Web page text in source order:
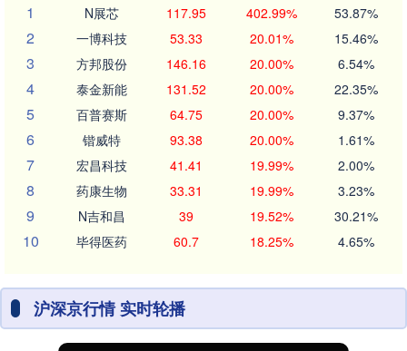
1
N展芯 117.95 402.99% 53.87%
2 一博科技 53.33 20.01% 15.46%
3 方邦股份 146.16 20.00% 6.54%
4 泰金新能 131.52 20.00% 22.35%
5 百普赛斯 64.75 20.00% 9.37%
6 锴威特 93.38 20.00% 1.61%
7 宏昌科技 41.41 19.99% 2.00%
8 药康生物 33.31 19.99% 3.23%
9 N吉和昌 39 19.52% 30.21%
10 毕得医药 60.7 18.25% 4.65%
沪深京行情 实时轮播